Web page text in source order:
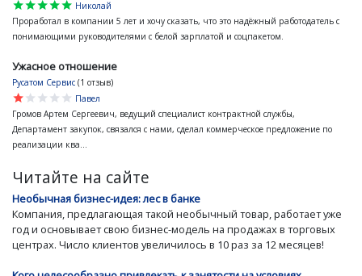
star
star
star
star
star
Николай
Проработал в компании 5 лет и хочу сказать, что это надёжный работодатель с
понимающими руководителями с белой зарплатой и соцпакетом.
Ужасное отношение
Русатом Сервис (1 отзыв)
star
star
star
star
star
Павел
Громов Артем Сергеевич, ведущий специалист контрактной службы,
Департамент закупок, связался с нами, сделал коммерческое предложение по
реализации ква...
Читайте на сайте
Необычная бизнес-идея: лес в банке
Компания, предлагающая такой необычный товар, работает уже
год и основывает свою бизнес-модель на продажах в торговых
центрах. Число клиентов увеличилось в 10 раз за 12 месяцев!